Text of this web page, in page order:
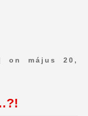
on május 20,